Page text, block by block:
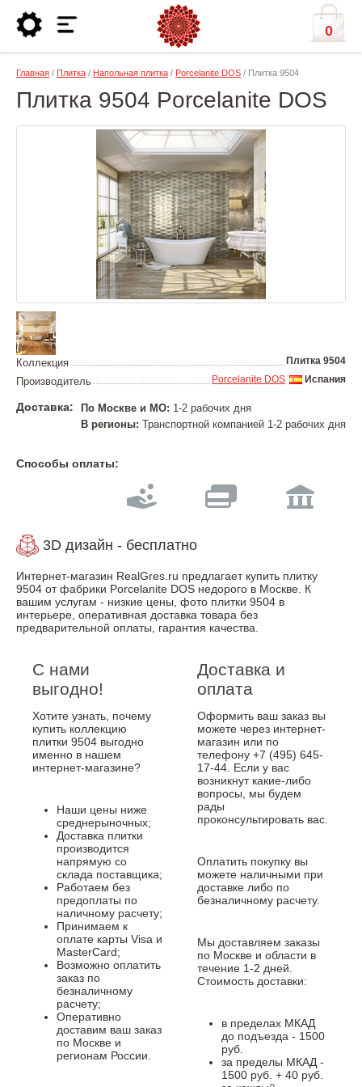
0
Главная / Плитка / Напольная плитка / Porcelanite DOS / Плитка 9504
Плитка 9504 Porcelanite DOS
Коллекция Плитка 9504
Производитель Испания
Porcelanite DOS
Доставка: По Москве и МО: 1-2 рабочих дня
В регионы: Транспортной компанией 1-2 рабочих дня
Способы оплаты:
3D дизайн - бесплатно
Интернет-магазин RealGres.ru предлагает купить плитку
9504 от фабрики Porcelanite DOS недорого в Москве. К
вашим услугам - низкие цены, фото плитки 9504 в
интерьере, оперативная доставка товара без
предварительной оплаты, гарантия качества.
С нами
выгодно!
Хотите узнать, почему
купить коллекцию
плитки 9504 выгодно
именно в нашем
интернет-магазине?
Наши цены ниже
среднерыночных;
Доставка плитки
производится
напрямую со
склада поставщика;
Работаем без
предоплаты по
наличному расчету;
Принимаем к
оплате карты Visa и
MasterCard;
Возможно оплатить
заказ по
безналичному
расчету;
Оперативно
доставим ваш заказ
по Москве и
регионам России.
Доставка и
оплата
Оформить ваш заказ вы
можете через интернет-
магазин или по
телефону +7 (495) 645-
17-44. Если у вас
возникнут какие-либо
вопросы, мы будем
рады
проконсультировать вас.
Оплатить покупку вы
можете наличными при
доставке либо по
безналичному расчету.
Мы доставляем заказы
по Москве и области в
течение 1-2 дней.
Стоимость доставки:
в пределах МКАД
до подъезда - 1500
руб.
за пределы МКАД -
1500 руб. + 40 руб.